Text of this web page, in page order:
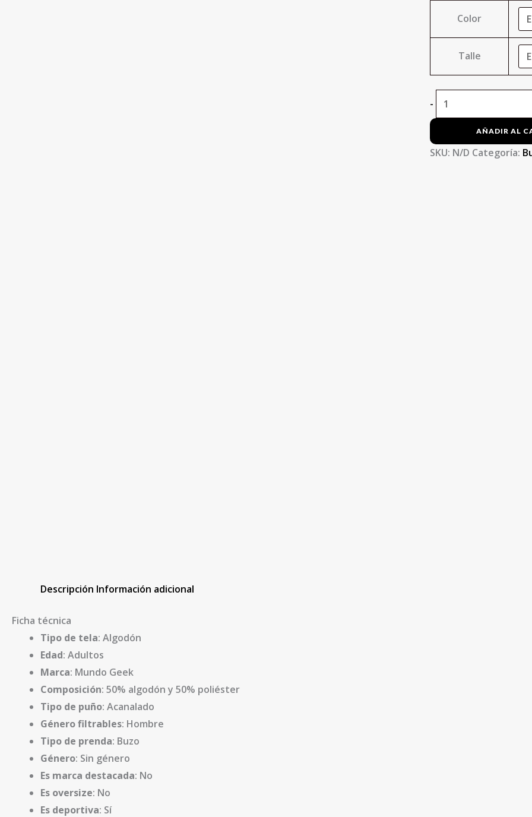
Color
Talle
-
AÑADIR AL
SKU: N/D Categoría:
Descripción Información adicional
Ficha técnica
Tipo de tela: Algodón
Edad: Adultos
Marca: Mundo Geek
Composición: 50% algodón y 50% poliéster
Tipo de puño: Acanalado
Género filtrables: Hombre
Tipo de prenda: Buzo
Género: Sin género
Es marca destacada: No
Es oversize: No
Es deportiva: Sí